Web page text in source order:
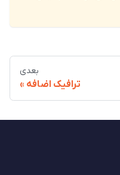
بعدی
ترافیک اضافه